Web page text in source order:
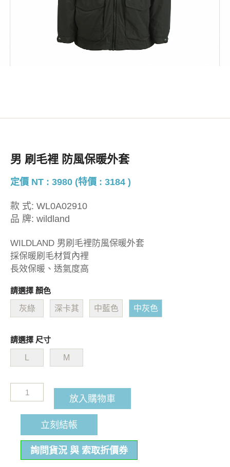
男 刷毛裡 防風保暖外套
定價 NT : 3980 (特價 : 3184 )
款 式: WL0A02910
品 牌: wildland
WILDLAND 男刷毛裡防風保暖外套
採保暖刷毛材質內裡
長效保暖、透氣度高
請選擇 顏色
灰綠 深卡其 中藍色 中灰色
請選擇 尺寸
M
放入購物車
立刻結帳
詢問貨況 與 索取折價券